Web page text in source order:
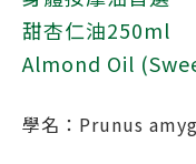
甜杏仁油250ml
Almond Oil
學名：Prunus